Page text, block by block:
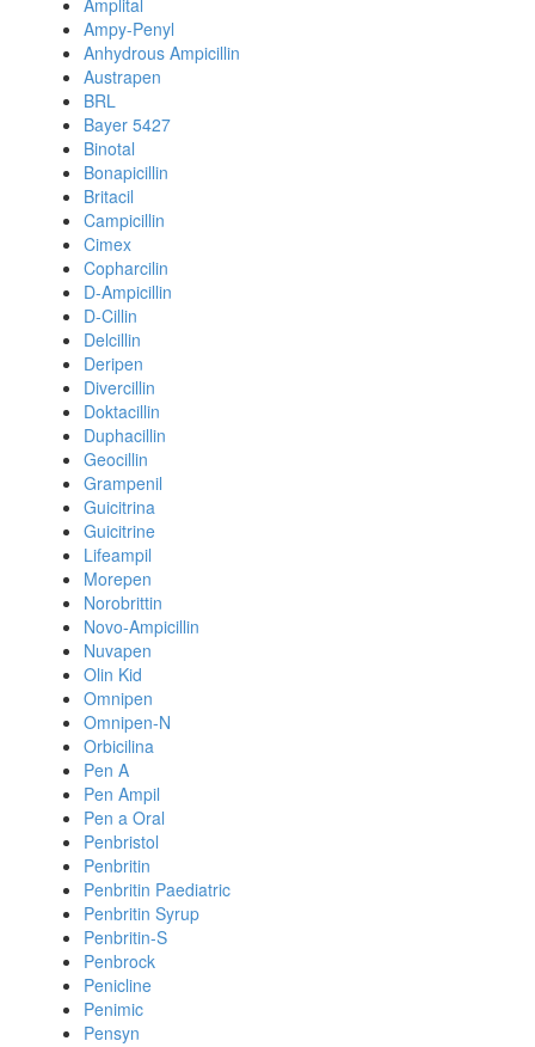
Amplital
Ampy-Penyl
Anhydrous Ampicillin
Austrapen
BRL
Bayer 5427
Binotal
Bonapicillin
Britacil
Campicillin
Cimex
Copharcilin
D-Ampicillin
D-Cillin
Delcillin
Deripen
Divercillin
Doktacillin
Duphacillin
Geocillin
Grampenil
Guicitrina
Guicitrine
Lifeampil
Morepen
Norobrittin
Novo-Ampicillin
Nuvapen
Olin Kid
Omnipen
Omnipen-N
Orbicilina
Pen A
Pen Ampil
Pen a Oral
Penbristol
Penbritin
Penbritin Paediatric
Penbritin Syrup
Penbritin-S
Penbrock
Penicline
Penimic
Pensyn